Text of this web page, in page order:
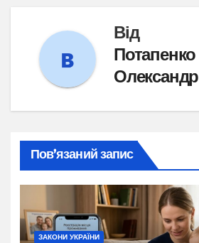
Від
Потапенко
Олександр
Пов’язаний запис
ЗАКОНИ УКРАЇНИ